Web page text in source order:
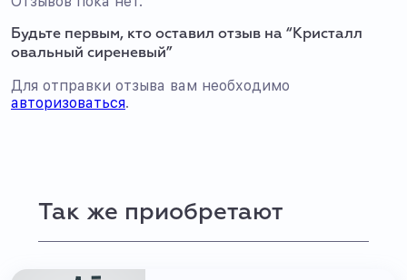
Будьте первым, кто оставил отзыв на “Кристалл
овальный сиреневый”
Для отправки отзыва вам необходимо
авторизоваться.
Так же приобретают